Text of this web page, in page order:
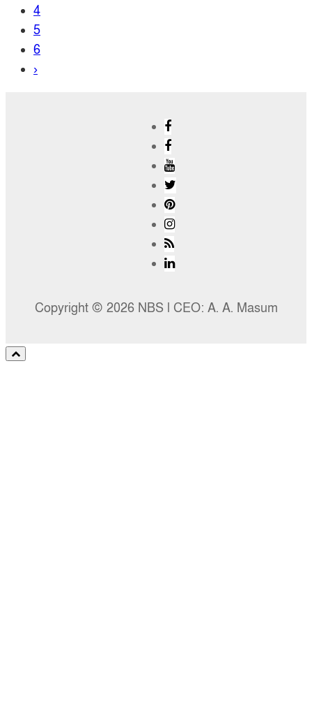
4
5
6
›
Copyright © 2026 NBS l CEO: A. A. Masum